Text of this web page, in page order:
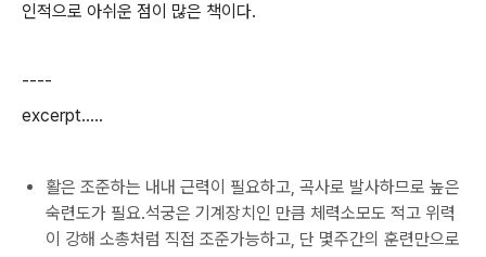
인적으로 아쉬운 점이 많은 책이다.
----
excerpt.....
활은 조준하는 내내 근력이 필요하고, 곡사로 발사하므로 높은
숙련도가 필요.석궁은 기계장치인 만큼 체력소모도 적고 위력
이 강해 소총처럼 직접 조준가능하고, 단 몇주간의 훈련만으로